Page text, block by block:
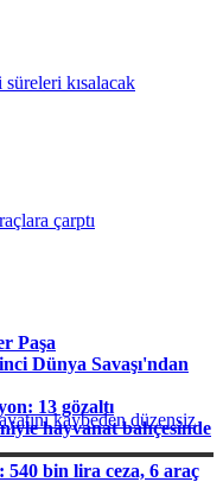
kısalacak
çarptı
Paşa
Dünya Savaşı'ndan
13 gözaltı
hayvanat bahçesinde
bin lira ceza, 6 araç
kaybeden düzensiz